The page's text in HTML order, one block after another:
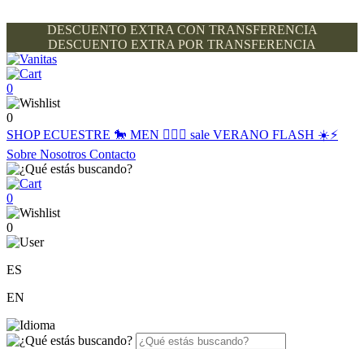
DESCUENTO EXTRA CON TRANSFERENCIA
DESCUENTO EXTRA POR TRANSFERENCIA
0
0
SHOPECUESTRE 🐎 MEN 🙋🏽‍♂️ sale VERANO FLASH ☀️⚡️
Sobre Nosotros Contacto
0
0
ES
EN